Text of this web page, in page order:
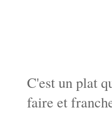
C'est un plat
faire et